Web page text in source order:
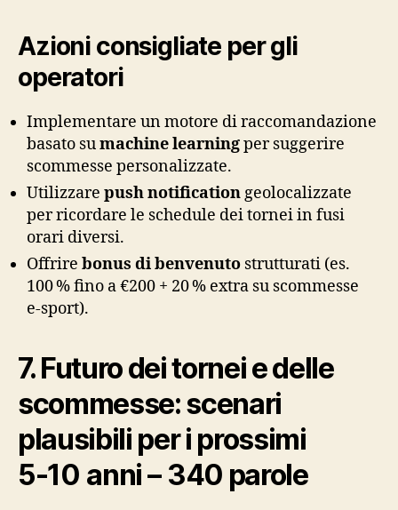
Azioni consigliate per gli
operatori
Implementare un motore di raccomandazione
basato sumachine learningper suggerire
scommesse personalizzate.
Utilizzare push notification geolocalizzate
per ricordare le schedule dei tornei in fusi
orari diversi.
Offrire bonus di benvenuto strutturati (es.
100 % fino a €200 + 20 % extra su scommesse
e‑sport).
7. Futuro dei tornei e delle
scommesse: scenari
plausibili per i prossimi
5‑10 anni – 340 parole